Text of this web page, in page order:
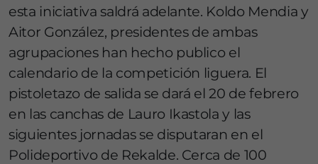
esta iniciativa saldrá adelante. Koldo Mendia y
Aitor González, presidentes de ambas
agrupaciones han hecho publico el
calendario de la competición liguera. El
pistoletazo de salida se dará el 20 de febrero
en las canchas de Lauro Ikastola y las
siguientes jornadas se disputaran en el
Polideportivo de Rekalde. Cerca de 100